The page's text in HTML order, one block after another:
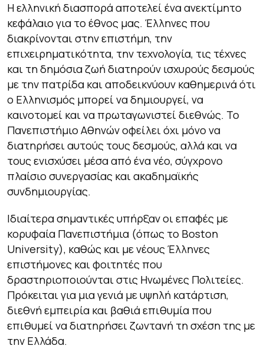
Η ελληνική διασπορά αποτελεί ένα ανεκτίμητο
κεφάλαιο για το έθνος μας. Έλληνες που
διακρίνονται στην επιστήμη, την
επιχειρηματικότητα, την τεχνολογία, τις τέχνες
και τη δημόσια ζωή διατηρούν ισχυρούς δεσμούς
με την πατρίδα και αποδεικνύουν καθημερινά ότι
ο Ελληνισμός μπορεί να δημιουργεί, να
καινοτομεί και να πρωταγωνιστεί διεθνώς. Το
Πανεπιστήμιο Αθηνών οφείλει όχι μόνο να
διατηρήσει αυτούς τους δεσμούς, αλλά και να
τους ενισχύσει μέσα από ένα νέο, σύγχρονο
πλαίσιο συνεργασίας και ακαδημαϊκής
συνδημιουργίας.
Ιδιαίτερα σημαντικές υπήρξαν οι επαφές με
κορυφαία Πανεπιστήμια (όπως το Boston
University), καθώς και με νέους Έλληνες
επιστήμονες και φοιτητές που
δραστηριοποιούνται στις Ηνωμένες Πολιτείες.
Πρόκειται για μια γενιά με υψηλή κατάρτιση,
διεθνή εμπειρία και βαθιά επιθυμία που
επιθυμεί να διατηρήσει ζωντανή τη σχέση της με
την Ελλάδα.